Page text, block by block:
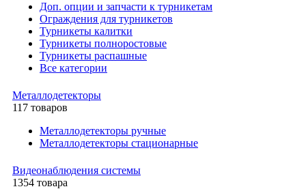
Доп. опции и запчасти к турникетам
Ограждения для турникетов
Турникеты калитки
Турникеты полноростовые
Турникеты распашные
Все категории
Металлодетекторы
117 товаров
Металлодетекторы ручные
Металлодетекторы стационарные
Видеонаблюдения cистемы
1354 товара